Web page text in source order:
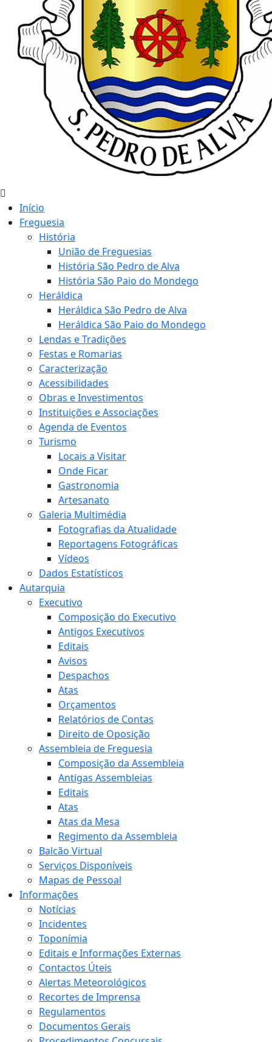
Início
Freguesia
História
União de Freguesias
História São Pedro de Alva
História São Paio do Mondego
Heráldica
Heráldica São Pedro de Alva
Heráldica São Paio do Mondego
Lendas e Tradições
Festas e Romarias
Caracterização
Acessibilidades
Obras e Investimentos
Instituições e Associações
Agenda de Eventos
Turismo
Locais a Visitar
Onde Ficar
Gastronomia
Artesanato
Galeria Multimédia
Fotografias da Atualidade
Reportagens Fotográficas
Vídeos
Dados Estatísticos
Autarquia
Executivo
Composição do Executivo
Antigos Executivos
Editais
Avisos
Despachos
Atas
Orçamentos
Relatórios de Contas
Direito de Oposição
Assembleia de Freguesia
Composição da Assembleia
Antigas Assembleias
Editais
Atas
Atas da Mesa
Regimento da Assembleia
Balcão Virtual
Serviços Disponíveis
Mapas de Pessoal
Informações
Notícias
Incidentes
Toponímia
Editais e Informações Externas
Contactos Úteis
Alertas Meteorológicos
Recortes de Imprensa
Regulamentos
Documentos Gerais